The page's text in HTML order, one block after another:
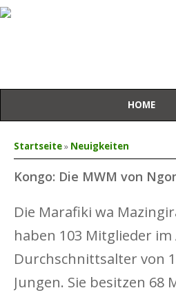
HOME
Sie sind hier
Startseite» Neuigkeiten
Kongo: Die MWM von
Die Marafiki wa
haben 103 Mitglieder
Durchschnittsalter von
Jungen. Sie besitzen 68